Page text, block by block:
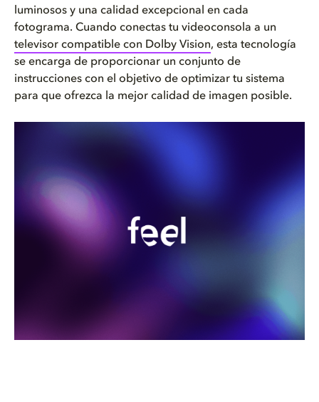
luminosos y una calidad excepcional en cada
fotograma. Cuando conectas tu videoconsola a un
televisor compatible con Dolby Vision, esta tecnología
se encarga de proporcionar un conjunto de
instrucciones con el objetivo de optimizar tu sistema
para que ofrezca la mejor calidad de imagen posible.